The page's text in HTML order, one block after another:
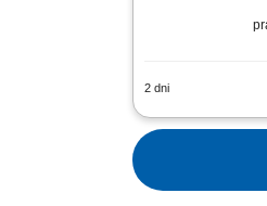
2 dni